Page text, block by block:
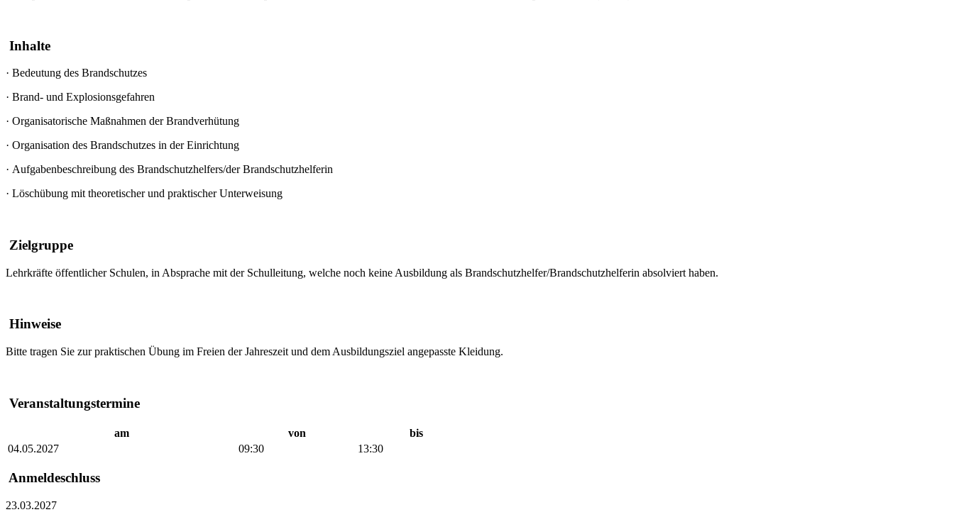
Inhalte
· Bedeutung des Brandschutzes
· Brand- und Explosionsgefahren
· Organisatorische Maßnahmen der Brandverhütung
· Organisation des Brandschutzes in der Einrichtung
· Aufgabenbeschreibung des Brandschutzhelfers/der Brandschutzhelferin
· Löschübung mit theoretischer und praktischer Unterweisung
Zielgruppe
Lehrkräfte öffentlicher Schulen, in Absprache mit der Schulleitung, welche noch keine Ausbildung als Brandschutzhelfer/Brandschutzhelferin absolviert haben.
Hinweise
Bitte tragen Sie zur praktischen Übung im Freien der Jahreszeit und dem Ausbildungsziel angepasste Kleidung.
Veranstaltungstermine
am von
bis
04.05.2027
09:30 13:30
Anmeldeschluss
23.03.2027